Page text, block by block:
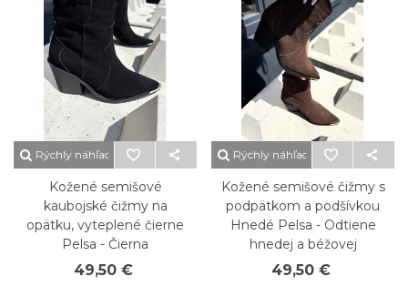
Rýchly náhľad
Kožené semišové
kaubojské čižmy na
opätku, vyteplené čierne
Pelsa - Čierna
49,50 €
Rýchly náhľad
Kožené semišové čižmy s
podpätkom a podšívkou
Hnedé Pelsa - Odtiene
hnedej a béžovej
49,50 €